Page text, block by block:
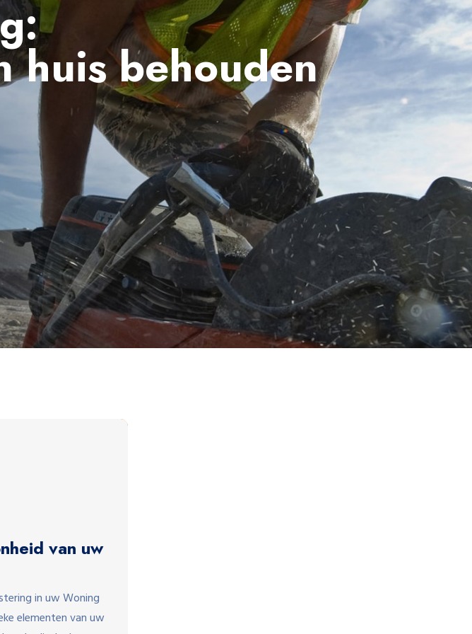
huis behouden
van uw
in uw Woning
elementen van uw